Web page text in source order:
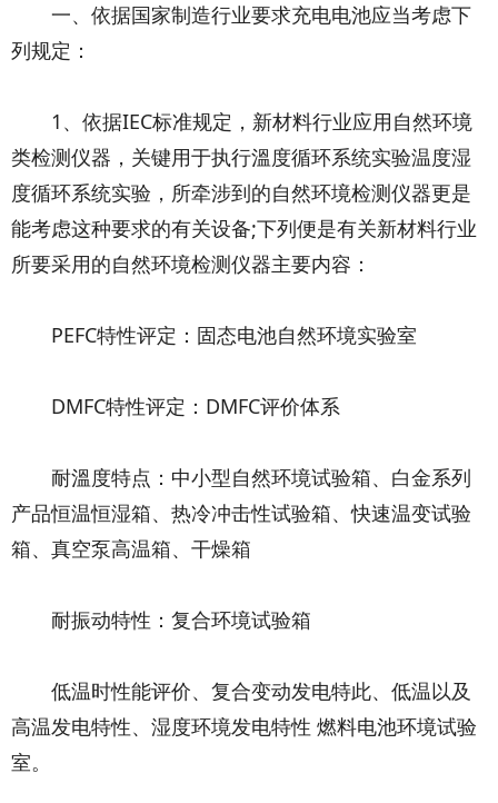
一、依据国家制造行业要求充电电池应当考虑下
列规定：
1、依据IEC标准规定，新材料行业应用自然环境
类检测仪器，关键用于执行溫度循环系统实验温度湿
度循环系统实验，所牵涉到的自然环境检测仪器更是
能考虑这种要求的有关设备;下列便是有关新材料行业
所要采用的自然环境检测仪器主要内容：
PEFC特性评定：固态电池自然环境实验室
DMFC特性评定：DMFC评价体系
耐溫度特点：中小型自然环境试验箱、白金系列
产品恒温恒湿箱、热冷冲击性试验箱、快速温变试验
箱、真空泵高温箱、干燥箱
耐振动特性：复合环境试验箱
低温时性能评价、复合变动发电特此、低温以及
高温发电特性、湿度环境发电特性 燃料电池环境试验
室。